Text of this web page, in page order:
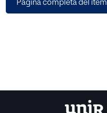
formación
Página completa del ítem